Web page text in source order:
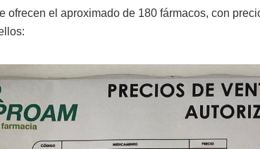
ofrecen el aproximado de 180 fármacos, con